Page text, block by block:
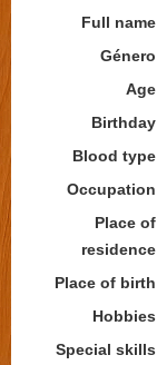
Full name
Género
Age
Birthday
Blood type
Occupation
Place of
residence
Place of birth
Hobbies
Special skills